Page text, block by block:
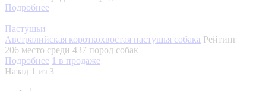
Подробнее
Пастушьи
Австралийская короткохвостая пастушья собака Рейтинг
206 место среди 437 пород собак
Подробнее 1 в продаже
Назад 1 из 3